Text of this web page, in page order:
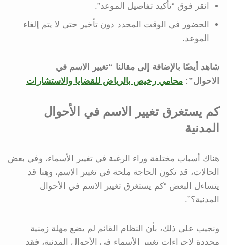
انقر فوق “تأكيد تفاصيل الموعد”.
الحضور في الوقت المحدد دون تأخير حتى لا يتم إلغاء
الموعد.
شاهد أيضًا بالإضافة إلى مقالنا “تغيير الاسم في
الاحوال”: محامي رخيص بالرياض للقضايا والاستشارات
كم يستغرق تغيير الاسم في الأحوال
المدنية
هناك أسباب مختلفة وراء الرغبة في تغيير الأسماء، وفي بعض
الحالات، قد تكون الحاجة ملحة في تغيير الاسم، وهنا قد
يتساءل البعض “كم يستغرق تغيير الاسم في الأحوال
المدنية؟”.
ونجيب على ذلك، بأن النظام القائم لم يضع مهلة زمنية
محددة لإجراءات تغيير الأسماء في الأحوال المدنية، فقد